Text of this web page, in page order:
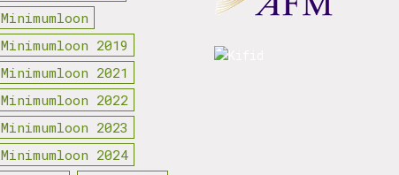
Minimumloon
Minimumloon 2019
Minimumloon 2021
Minimumloon 2022
Minimumloon 2023
Minimumloon 2024